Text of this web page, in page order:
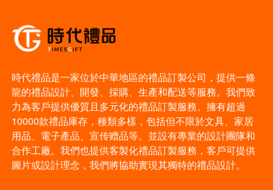
時代禮品是一家位於中華地區的禮品訂製公司，提供一條
龍的禮品設計、開發、採購、生產和配送等服務。我們致
力為客戶提供優質且多元化的禮品訂製服務。擁有超過
10000款禮品庫存，種類多樣，包括但不限於文具、家居
用品、電子產品、宣传赠品等。並設有專業的設計團隊和
合作工廠。我們也提供客製化禮品訂製服務，客戶可提供
圖片或設計理念，我們將協助實現其獨特的禮品設計。